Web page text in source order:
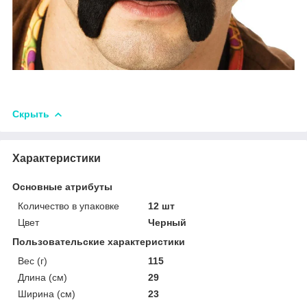
Скрыть
Характеристики
Основные атрибуты
Количество в упаковке
12 шт
Цвет
Черный
Пользовательские характеристики
Вес (г)
115
Длина (см)
29
Ширина (см)
23